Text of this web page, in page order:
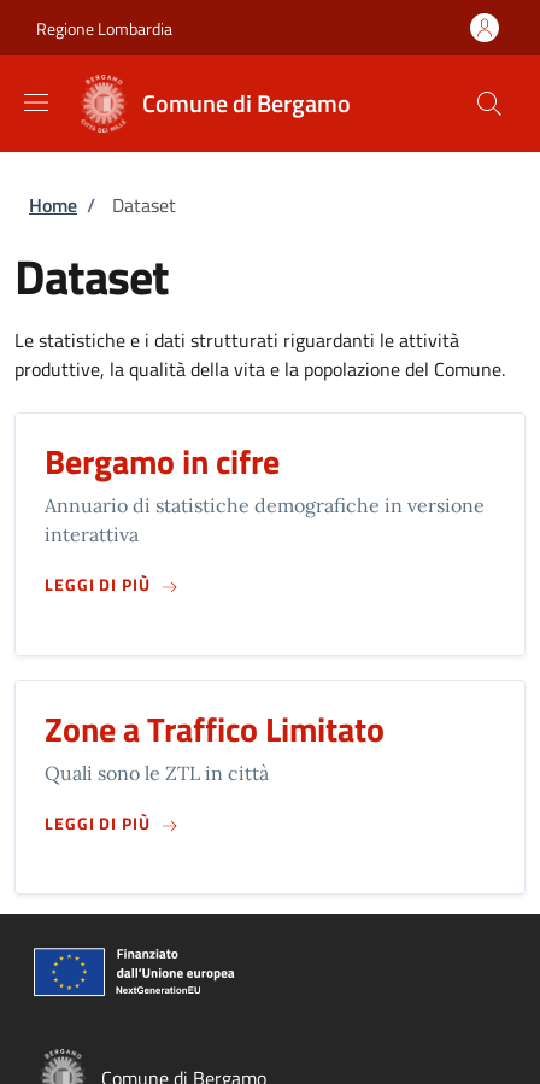
Regione Lombardia
Comune di Bergamo
Briciole di pane
Home / Dataset
Dataset
Le statistiche e i dati strutturati riguardanti le attività
produttive, la qualità della vita e la popolazione del Comune.
Bergamo in cifre
Annuario di statistiche demografiche in versione
interattiva
LEGGI DI PIÙSUBERGAMO IN CIFRE
Zone a Traffico Limitato
Quali sono le ZTL in città
LEGGI DI PIÙSUZONE A TRAFFICO LIMITATO
Comune di Bergamo